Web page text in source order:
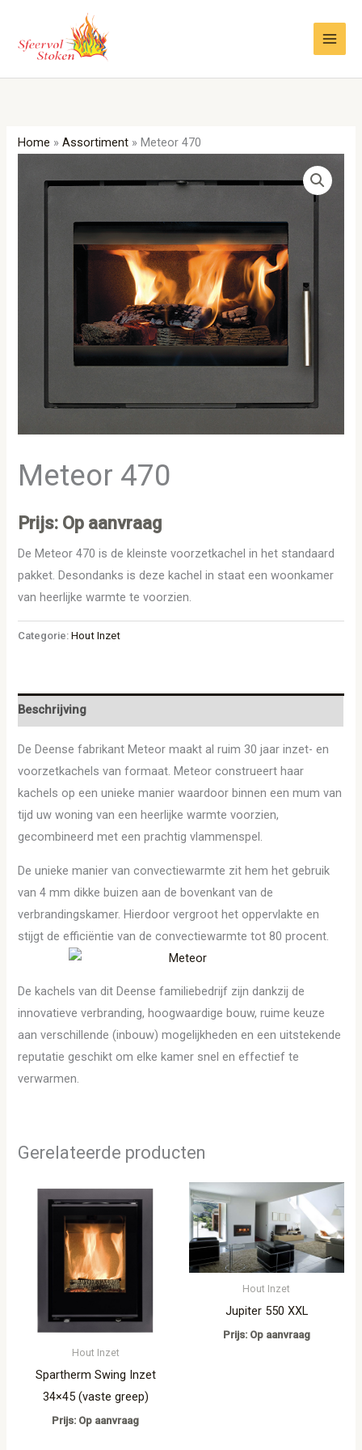
inhoud
Home »Assortiment » Meteor 470
Meteor 470
Prijs: Op aanvraag
De Meteor 470 is de kleinste voorzetkachel in het standaard
pakket. Desondanks is deze kachel in staat een woonkamer
van heerlijke warmte te voorzien.
Categorie:Hout Inzet
Beschrijving
De Deense fabrikant Meteor maakt al ruim 30 jaar inzet- en
voorzetkachels van formaat. Meteor construeert haar
kachels op een unieke manier waardoor binnen een mum van
tijd uw woning van een heerlijke warmte voorzien,
gecombineerd met een prachtig vlammenspel.
De unieke manier van convectiewarmte zit hem het gebruik
van 4 mm dikke buizen aan de bovenkant van de
verbrandingskamer. Hierdoor vergroot het oppervlakte en
stijgt de efficiëntie van de convectiewarmte tot 80 procent.
De kachels van dit Deense familiebedrijf zijn dankzij de
innovatieve verbranding, hoogwaardige bouw, ruime keuze
aan verschillende (inbouw) mogelijkheden en een uitstekende
reputatie geschikt om elke kamer snel en effectief te
verwarmen.
Gerelateerde producten
Hout Inzet
Spartherm Swing Inzet
34×45 (vaste greep)
Prijs: Op aanvraag
Hout Inzet
Jupiter 550 XXL
Prijs: Op aanvraag